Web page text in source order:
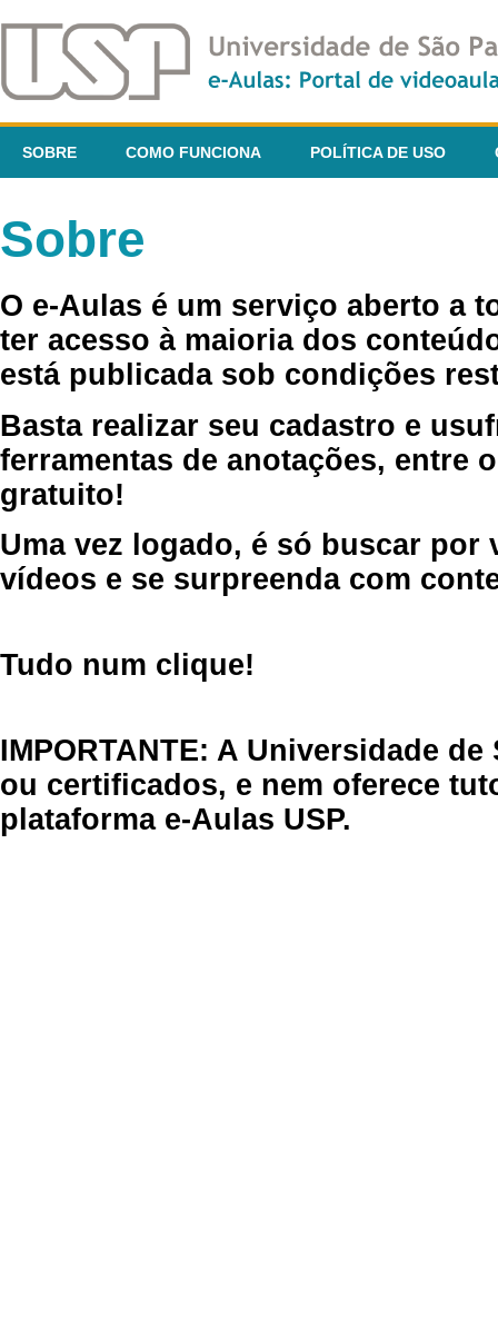
SOBRE COMO FUNCIONA POLÍTICA DE USO
Sobre
O e-Aulas é um serviço aberto a
ter acesso à maioria dos
está publicada sob condições
Basta realizar seu cadastro e
ferramentas de anotações, entre
gratuito!
Uma vez logado, é só buscar por
vídeos e se surpreenda com
Tudo num clique!
IMPORTANTE: A Universidade
ou certificados, e nem oferece
plataforma e-Aulas USP.